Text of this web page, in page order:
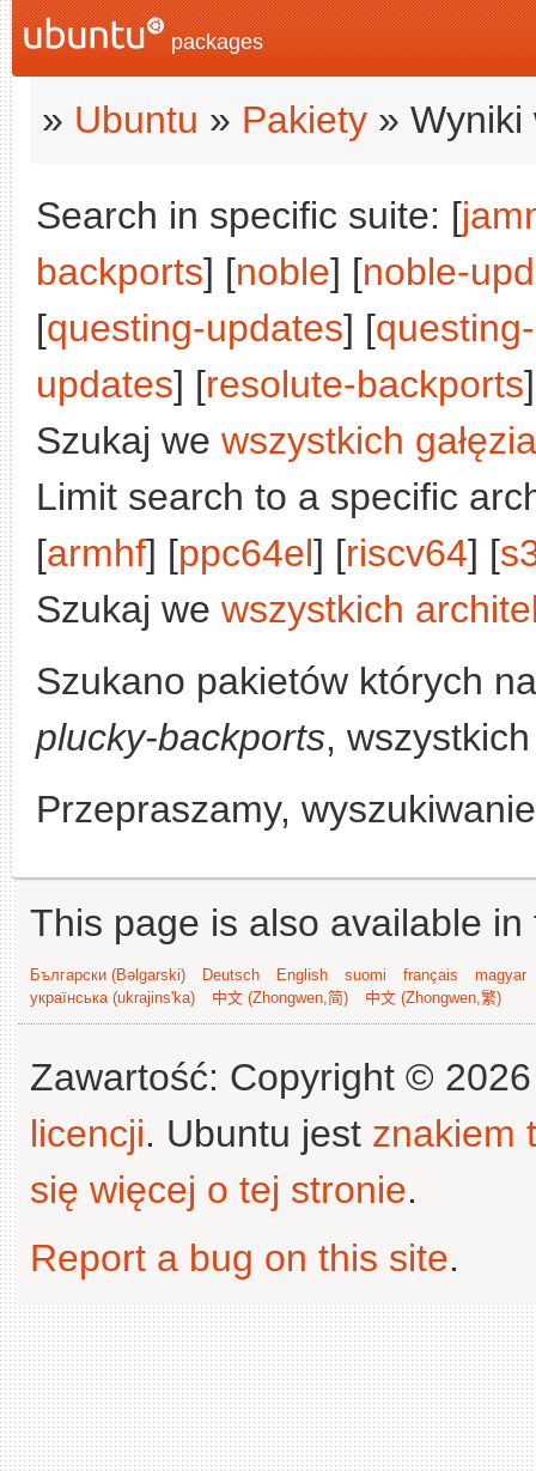
packages
» Ubuntu » Pakiety » Wyniki
Search in specific suite: [
backports] [noble] [noble-
[questing-updates] [
updates] [resolute-backports
Szukaj we wszystkich
Limit search to a specific
[armhf] [ppc64el] [riscv64] [
Szukaj we wszystkich
Szukano pakietów których
plucky-backports,
Przepraszamy,
This page is also available
Български (Bəlgarski) Deutsch English suomi français
magyar
українська (ukrajins'ka)
中文 (Zhongwen,简) 中文 (Zhongwen,繁)
Zawartość: Copyright ©
licencji. Ubuntu jest znakiem
się więcej o tej stronie.
Report a bug on this site.